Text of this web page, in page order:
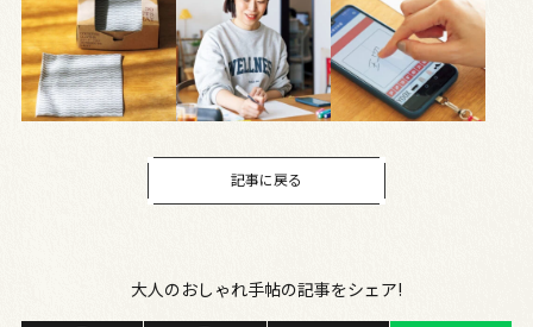
記事に戻る
大人のおしゃれ手帖の記事をシェア!